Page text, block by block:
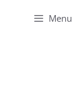
Menu